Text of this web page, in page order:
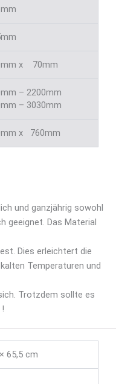
x 70mm
– 2200mm
– 3030mm
x 760mm
und ganzjährig sowohl
geeignet. Das Material
Dies erleichtert die
Temperaturen und
Trotzdem sollte es
65,5 cm